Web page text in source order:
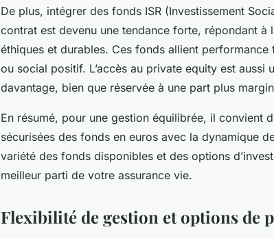
De plus, intégrer des fonds ISR (Investissement
contrat est devenu une tendance forte, répondant à
éthiques et durables. Ces fonds allient
ou social positif. L’accès au private equity est
davantage, bien que réservée à une part plus
En résumé, pour une gestion équilibrée, il convient
sécurisées des fonds en euros avec la dynamique
variété des fonds disponibles et des options
meilleur parti de votre assurance vie.
Flexibilité de gestion et options de